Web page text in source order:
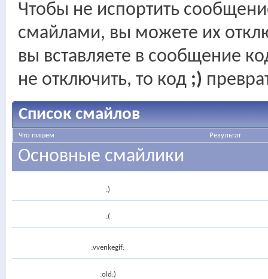
Чтобы не испортить
смайлами, вы можете их
вы вставляете в сообщение
не отключить, то код ;)
Список смайлов
Что пишем Результат
Основные смайлики
:)
:(
:vvenkegif:
:old:)